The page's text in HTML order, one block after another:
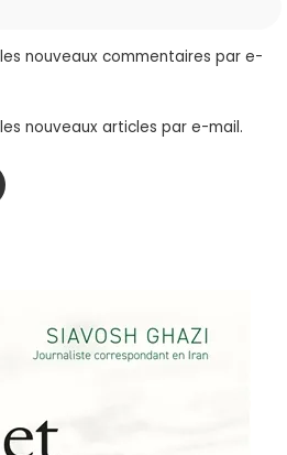
nouveaux commentaires par e-
nouveaux articles par e-mail.